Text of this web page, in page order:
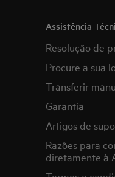
Assistência
Resolução de
Procure a sua
Transferir
Garantia
Artigos de
Razões para
diretamente à